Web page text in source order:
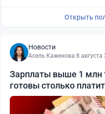
Открыть
Новости
Асель Каженова·8 августа
Зарплаты выше 1 млн
готовы столько